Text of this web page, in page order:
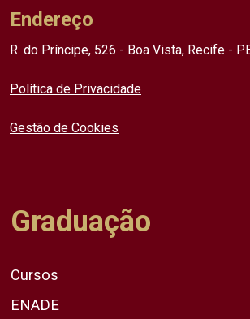
Endereço
R. do Príncipe, 526 - Boa Vista, Recife -
Política de Privacidade
Gestão de Cookies
Graduação
Cursos
ENADE